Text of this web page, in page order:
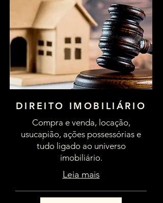
DIREITO IMOBILIÁRIO
Compra e venda, locação,
usucapião, ações possessórias e
tudo ligado ao universo
imobiliário.
Leia mais